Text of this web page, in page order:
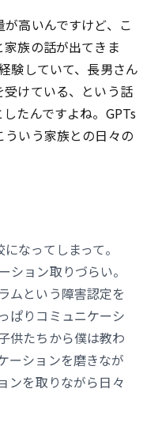
高いんですけど、こ
族の話が出てきま
験していて、長男さん
けている、という話
たんですよね。GPTs
いう家族との日々の
なってしまって。
ション取りづらい。
ムという障害認定を
ぱりコミュニケーシ
供たちから僕は教わ
ーションを磨きなが
ンを取りながら日々